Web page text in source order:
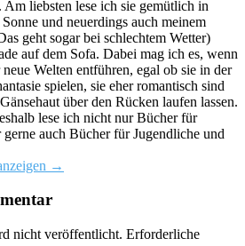
liebsten lese ich sie gemütlich in
und neuerdings auch meinem
geht sogar bei schlechtem Wetter)
auf dem Sofa. Dabei mag ich es, wenn
Welten entführen, egal ob sie in der
spielen, sie eher romantisch sind
über den Rücken laufen lassen.
lese ich nicht nur Bücher für
gerne auch Bücher für Jugendliche und
→
nicht veröffentlicht. Erforderliche